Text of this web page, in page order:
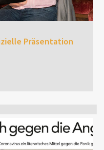
Präsentation